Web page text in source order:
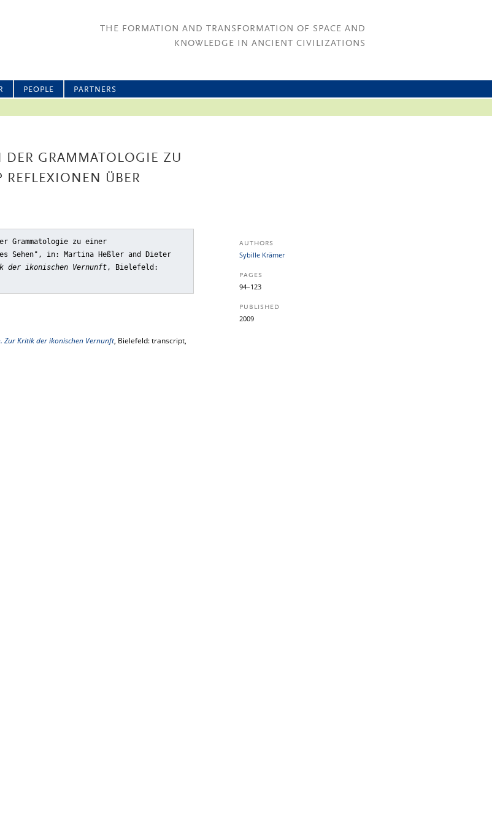
THE FORMATION AND TRANSFORMATION OF SPACE AND
KNOWLEDGE IN ANCIENT CIVILIZATIONS
PEOPLE PARTNERS
DER GRAMMATOLOGIE ZU
ÜBER
Grammatologie zu einer
Sehen" , in: Martina Heßler and Dieter
ikonischen Vernunft, Bielefeld:
Zur Kritik der ikonischen Vernunft, Bielefeld: transcript,
AUTHORS
Sybille Krämer
PAGES
94–123
PUBLISHED
2009